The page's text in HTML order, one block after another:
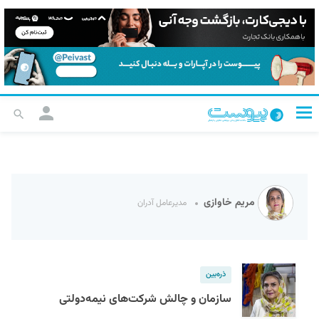
مریم خاوازی مدیرعامل آدران
ذره‌بین
سازمان و چالش شرکت‌های نیمه‌دولتی